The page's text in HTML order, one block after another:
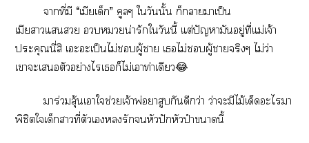
าที่มี “เมียเด็ก” คูลๆ ใวันนั้น ก็าาเป็น
เมียาแ น่ารักใวันนี้ แต่ปัญหามันอยู่ที่แม่เจ้า
ประคุณนี่สิ เะะเป็นไม่ผู้า เไม่ผู้าจริงๆ ไม่ว่า
เาะเตัวอย่างไรเก็ไม่เาท่าเดียว😂
มาร่วมลุ้นเาใช่วยเจ้าพ่อาสูบกันดีกว่า ว่าะมีไม้เด็ดะไา
พิชิตใเด็กาที่ตัวเรักหัวปักหัวปำานี้